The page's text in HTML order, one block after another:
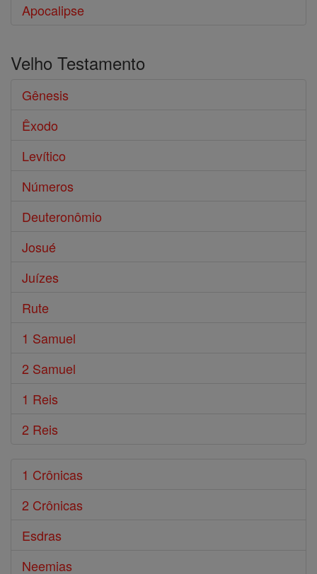
Apocalipse
Velho Testamento
Gênesis
Êxodo
Levítico
Números
Deuteronômio
Josué
Juízes
Rute
1 Samuel
2 Samuel
1 Reis
2 Reis
1 Crônicas
2 Crônicas
Esdras
Neemias